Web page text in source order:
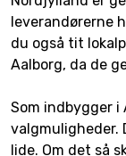
leverandørerne
du også tit
Aalborg, da de
Som indbygger i
valgmuligheder.
lide. Om det så